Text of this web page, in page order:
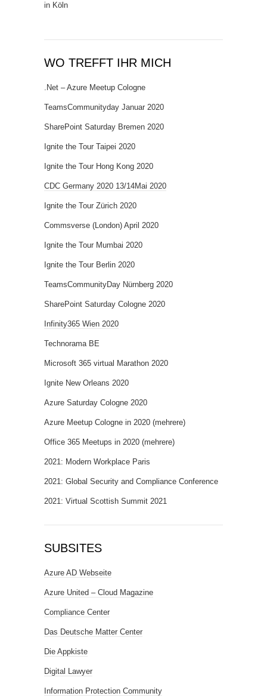
in Köln
WO TREFFT IHR MICH
.Net – Azure Meetup Cologne
TeamsCommunityday Januar 2020
SharePoint Saturday Bremen 2020
Ignite the Tour Taipei 2020
Ignite the Tour Hong Kong 2020
CDC Germany 2020 13/14Mai 2020
Ignite the Tour Zürich 2020
Commsverse (London) April 2020
Ignite the Tour Mumbai 2020
Ignite the Tour Berlin 2020
TeamsCommunityDay Nürnberg 2020
SharePoint Saturday Cologne 2020
Infinity365 Wien 2020
Technorama BE
Microsoft 365 virtual Marathon 2020
Ignite New Orleans 2020
Azure Saturday Cologne 2020
Azure Meetup Cologne in 2020 (mehrere)
Office 365 Meetups in 2020 (mehrere)
2021: Modern Workplace Paris
2021: Global Security and Compliance Conference
2021: Virtual Scottish Summit 2021
SUBSITES
Azure AD Webseite
Azure United – Cloud Magazine
Compliance Center
Das Deutsche Matter Center
Die Appkiste
Digital Lawyer
Information Protection Community